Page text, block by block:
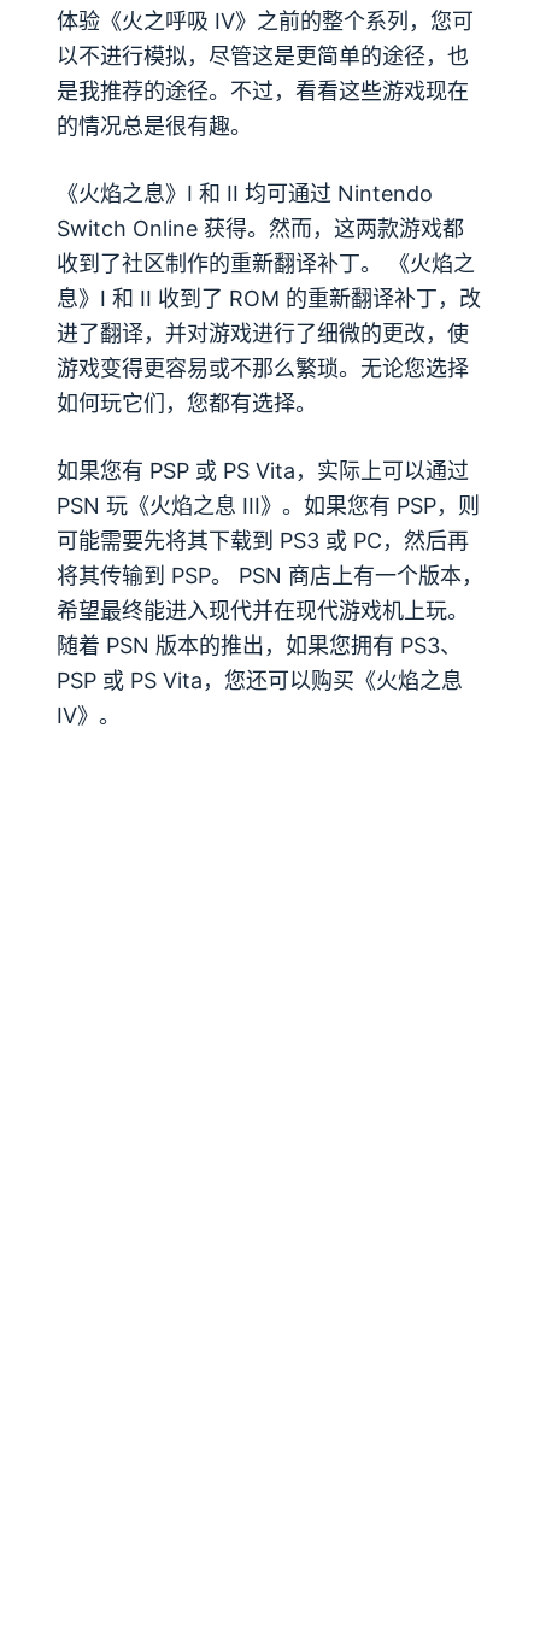
体验《火之呼吸 IV》之前的整个系列，您可
以不进行模拟，尽管这是更简单的途径，也
是我推荐的途径。不过，看看这些游戏现在
的情况总是很有趣。
《火焰之息》I 和 II 均可通过 Nintendo
Switch Online 获得。然而，这两款游戏都
收到了社区制作的重新翻译补丁。 《火焰之
息》I 和 II 收到了 ROM 的重新翻译补丁，改
进了翻译，并对游戏进行了细微的更改，使
游戏变得更容易或不那么繁琐。无论您选择
如何玩它们，您都有选择。
如果您有 PSP 或 PS Vita，实际上可以通过
PSN 玩《火焰之息 III》。如果您有 PSP，则
可能需要先将其下载到 PS3 或 PC，然后再
将其传输到 PSP。 PSN 商店上有一个版本，
希望最终能进入现代并在现代游戏机上玩。
随着 PSN 版本的推出，如果您拥有 PS3、
PSP 或 PS Vita，您还可以购买《火焰之息
IV》。